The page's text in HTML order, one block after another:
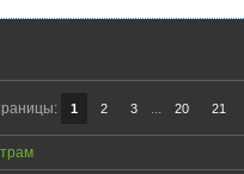
: 1 2 3 20 21